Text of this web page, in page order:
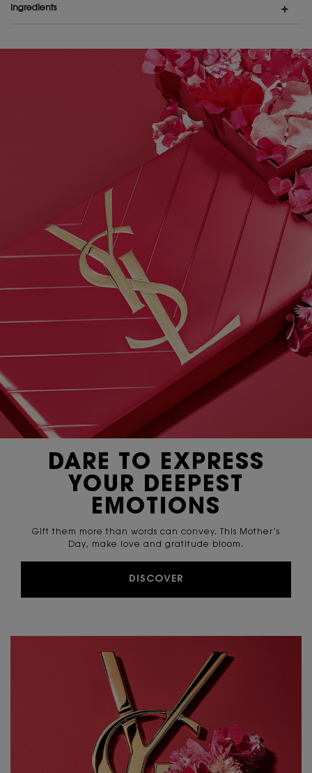
Ingredients
DARE TO EXPRESS
YOUR DEEPEST
EMOTIONS
Gift them more than words can convey. This Mother’s
Day, make love and gratitude bloom.
DISCOVER